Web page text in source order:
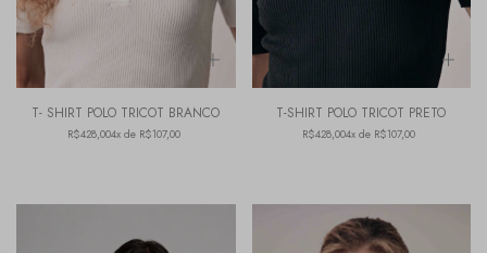
T- SHIRT POLO TRICOT BRANCO
R$428,004x de R$107,00
T-SHIRT POLO TRICOT PRETO
R$428,004x de R$107,00